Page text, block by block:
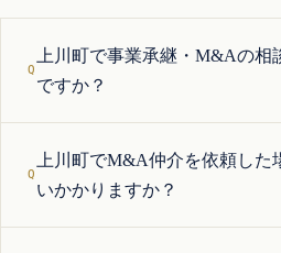
上川町で事業承継・M&Aの相
ですか？
上川町でM&A仲介を依頼した
いかかりますか？